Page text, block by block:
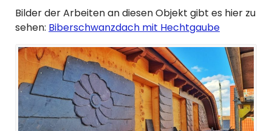
Bilder der Arbeiten an diesen Objekt gibt es hier zu
sehen: Biberschwanzdach mit Hechtgaube